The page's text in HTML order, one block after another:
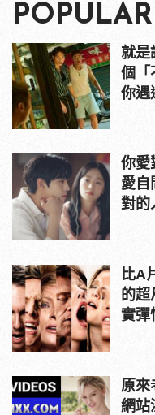
POPULAR
就是
個「
你遇
你愛
愛自
對的
比A
的
實彈
原來
網站